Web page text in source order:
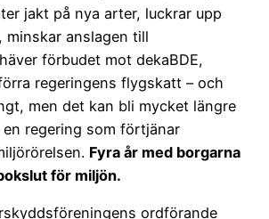
jakt på nya arter, luckrar upp
minskar anslagen till
förbudet mot dekaBDE,
regeringens flygskatt – och
men det kan bli mycket längre
en regering som förtjänar
Fyra år med borgarna
för miljön.
ordförande